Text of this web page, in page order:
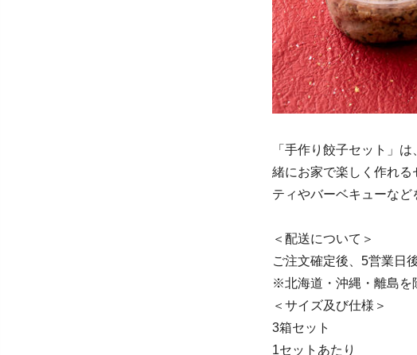
「手作り餃子セット」
緒にお家で楽しく作れ
ティやバーベキューなど
＜配送について＞
ご注文確定後、5営業日
※北海道・沖縄・離島を
＜サイズ及び仕様＞
3箱セット
1セットあたり